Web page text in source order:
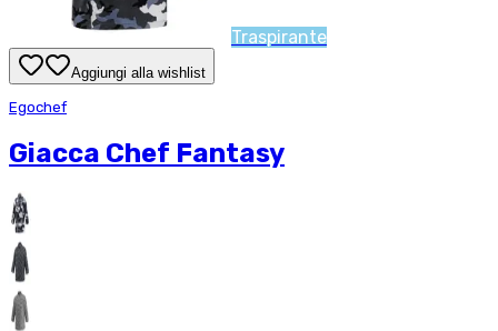
Traspirante
Aggiungi alla wishlist
Egochef
Giacca Chef Fantasy